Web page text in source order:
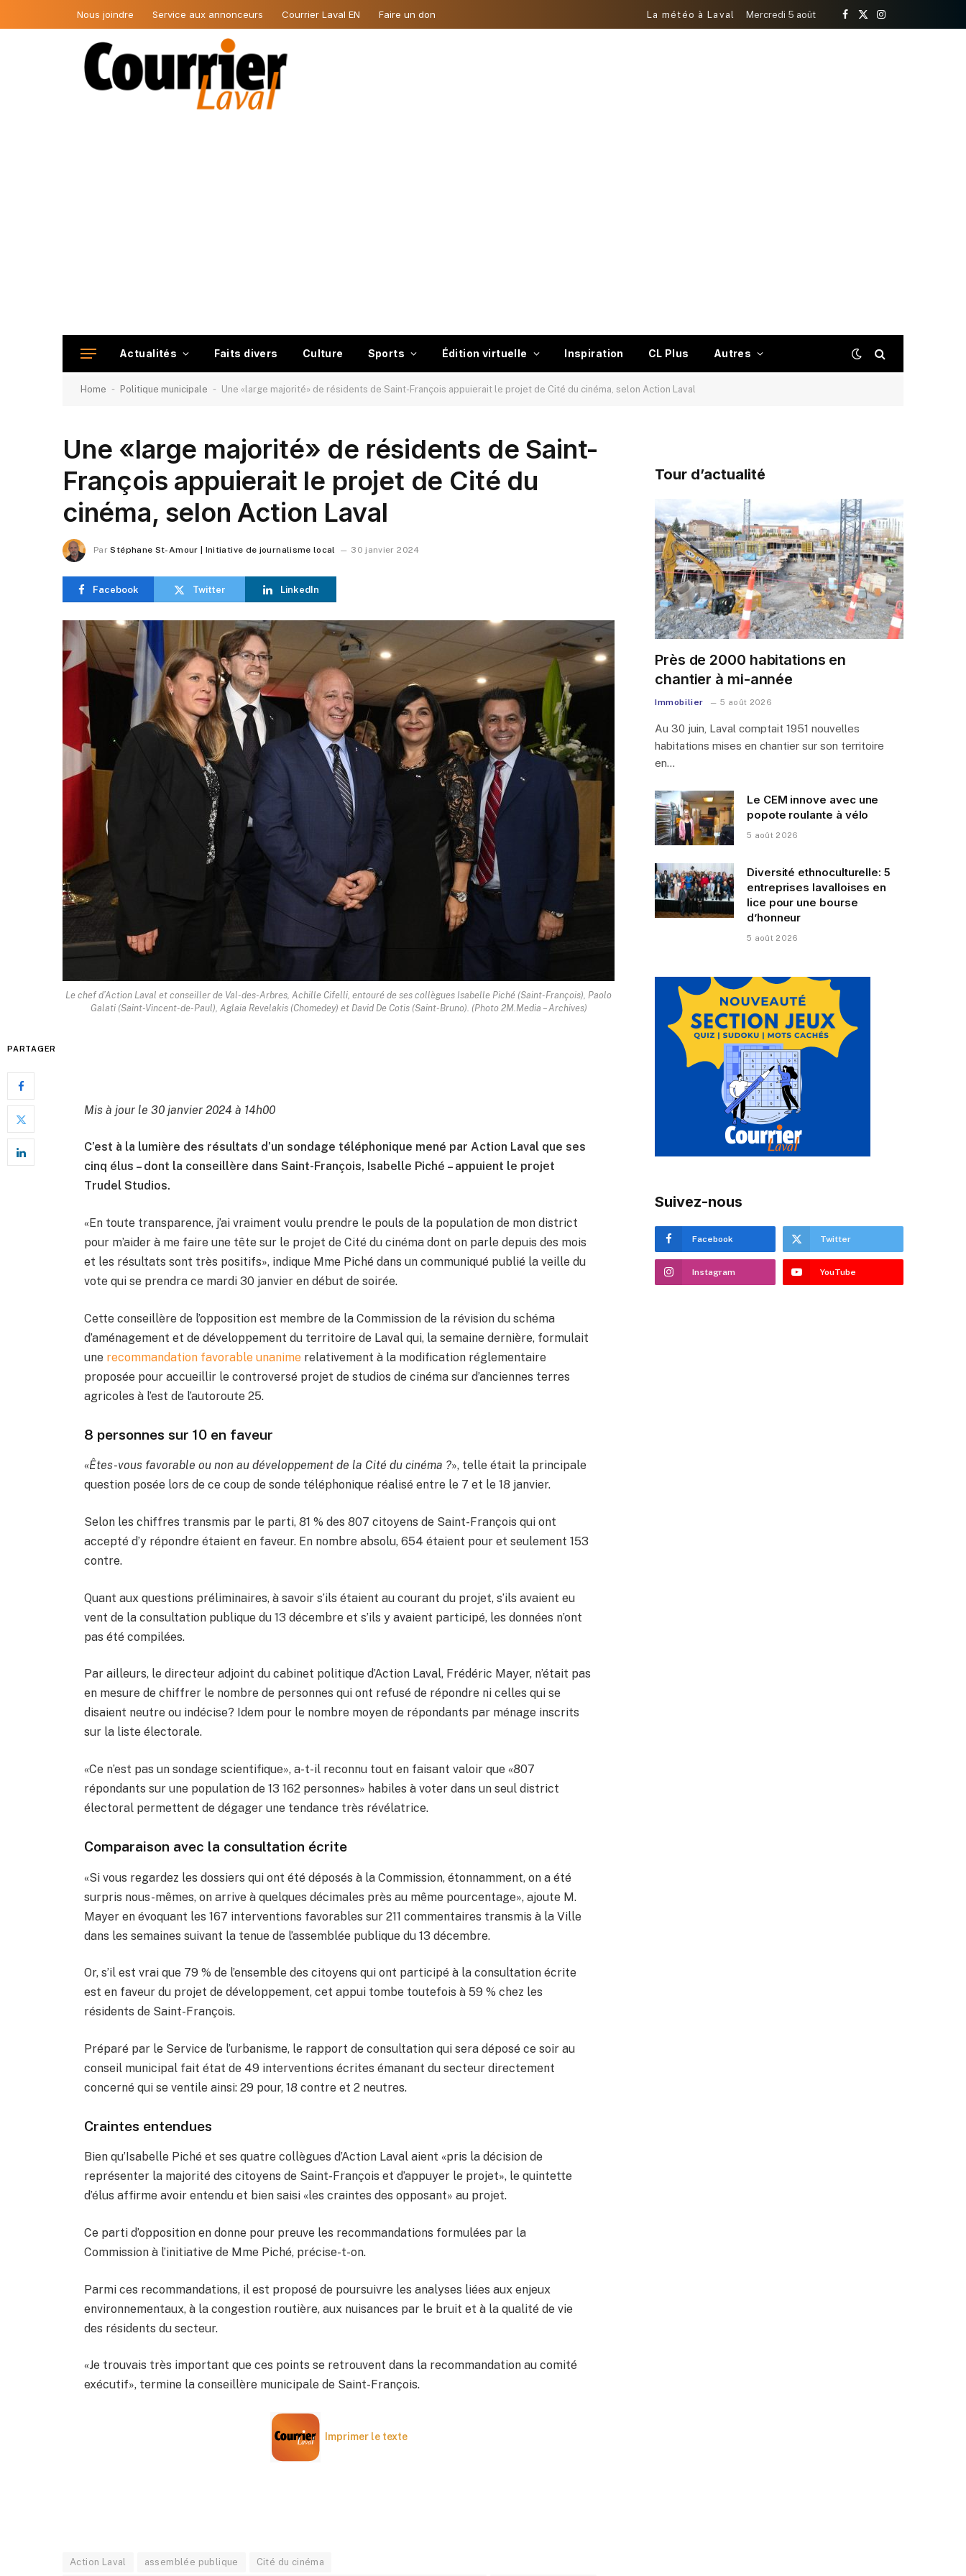
Nous joindre Service aux annonceurs Courrier Laval EN Faire un don La météo à Laval Mercredi 5 août
Facebook
X
Instagram
Actualités Faits divers Culture Sports Édition virtuelle Inspiration CL Plus Autres
Home - Politique municipale - Une «large majorité» de résidents de Saint-François appuierait le projet de Cité du cinéma, selon Action Laval
Une «large majorité» de résidents de Saint-
François appuierait le projet de Cité du
cinéma, selon Action Laval
Par Stéphane St-Amour | Initiative de journalisme local 30 janvier 2024
Facebook Twitter LinkedIn
Le chef d’Action Laval et conseiller de Val-des-Arbres, Achille Cifelli, entouré de ses collègues Isabelle Piché (Saint-François), Paolo
Galati (Saint-Vincent-de-Paul), Aglaia Revelakis (Chomedey) et David De Cotis (Saint-Bruno). (Photo 2M.Media – Archives)
PARTAGER
Mis à jour le 30 janvier 2024 à 14h00
C’est à la lumière des résultats d’un sondage téléphonique mené par Action Laval que ses
cinq élus – dont la conseillère dans Saint-François, Isabelle Piché – appuient le projet
Trudel Studios.
«En toute transparence, j’ai vraiment voulu prendre le pouls de la population de mon district
pour m’aider à me faire une tête sur le projet de Cité du cinéma dont on parle depuis des mois
et les résultats sont très positifs», indique Mme Piché dans un communiqué publié la veille du
vote qui se prendra ce mardi 30 janvier en début de soirée.
Cette conseillère de l’opposition est membre de la Commission de la révision du schéma
d’aménagement et de développement du territoire de Laval qui, la semaine dernière, formulait
une recommandation favorable unanime relativement à la modification réglementaire
proposée pour accueillir le controversé projet de studios de cinéma sur d’anciennes terres
agricoles à l’est de l’autoroute 25.
8 personnes sur 10 en faveur
«Êtes-vous favorable ou non au développement de la Cité du cinéma ?», telle était la principale
question posée lors de ce coup de sonde téléphonique réalisé entre le 7 et le 18 janvier.
Selon les chiffres transmis par le parti, 81 % des 807 citoyens de Saint-François qui ont
accepté d’y répondre étaient en faveur. En nombre absolu, 654 étaient pour et seulement 153
contre.
Quant aux questions préliminaires, à savoir s’ils étaient au courant du projet, s’ils avaient eu
vent de la consultation publique du 13 décembre et s’ils y avaient participé, les données n’ont
pas été compilées.
Par ailleurs, le directeur adjoint du cabinet politique d’Action Laval, Frédéric Mayer, n’était pas
en mesure de chiffrer le nombre de personnes qui ont refusé de répondre ni celles qui se
disaient neutre ou indécise? Idem pour le nombre moyen de répondants par ménage inscrits
sur la liste électorale.
«Ce n’est pas un sondage scientifique», a-t-il reconnu tout en faisant valoir que «807
répondants sur une population de 13 162 personnes» habiles à voter dans un seul district
électoral permettent de dégager une tendance très révélatrice.
Comparaison avec la consultation écrite
«Si vous regardez les dossiers qui ont été déposés à la Commission, étonnamment, on a été
surpris nous-mêmes, on arrive à quelques décimales près au même pourcentage», ajoute M.
Mayer en évoquant les 167 interventions favorables sur 211 commentaires transmis à la Ville
dans les semaines suivant la tenue de l’assemblée publique du 13 décembre.
Or, s’il est vrai que 79 % de l’ensemble des citoyens qui ont participé à la consultation écrite
est en faveur du projet de développement, cet appui tombe toutefois à 59 % chez les
résidents de Saint-François.
Préparé par le Service de l’urbanisme, le rapport de consultation qui sera déposé ce soir au
conseil municipal fait état de 49 interventions écrites émanant du secteur directement
concerné qui se ventile ainsi: 29 pour, 18 contre et 2 neutres.
Craintes entendues
Bien qu’Isabelle Piché et ses quatre collègues d’Action Laval aient «pris la décision de
représenter la majorité des citoyens de Saint-François et d’appuyer le projet», le quintette
d’élus affirme avoir entendu et bien saisi «les craintes des opposant» au projet.
Ce parti d’opposition en donne pour preuve les recommandations formulées par la
Commission à l’initiative de Mme Piché, précise-t-on.
Parmi ces recommandations, il est proposé de poursuivre les analyses liées aux enjeux
environnementaux, à la congestion routière, aux nuisances par le bruit et à la qualité de vie
des résidents du secteur.
«Je trouvais très important que ces points se retrouvent dans la recommandation au comité
exécutif», termine la conseillère municipale de Saint-François.
Imprimer le texte
Action Laval assemblée publique Cité du cinéma
Tour d’actualité
Près de 2000 habitations en
chantier à mi-année
Immobilier 5 août 2026
Au 30 juin, Laval comptait 1951 nouvelles
habitations mises en chantier sur son territoire
en…
Le CEM innove avec une
popote roulante à vélo
5 août 2026
Diversité ethnoculturelle: 5
entreprises lavalloises en
lice pour une bourse
d’honneur
5 août 2026
Suivez-nous
Facebook Twitter
Instagram YouTube